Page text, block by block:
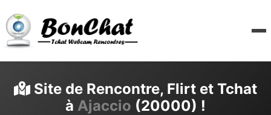
Site de Rencontre, Flirt et Tchat
à Ajaccio (20000) !